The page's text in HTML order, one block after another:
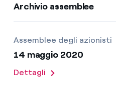
Archivio assemblee
Assemblee degli azionisti
14 maggio 2020
Dettagli